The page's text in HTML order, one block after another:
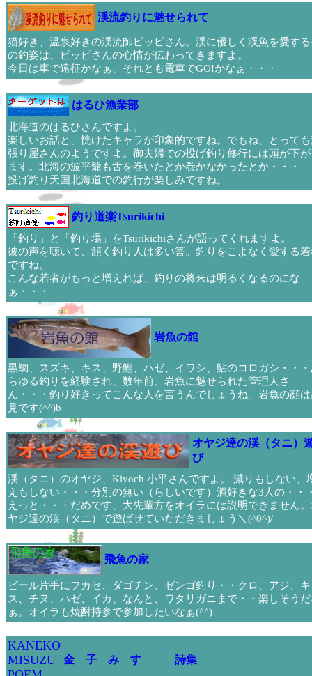
渓流釣りに魅せられて
猫好き、温泉好きの渓流師ピッピさん。渓に優しく渓魚を愛す
の釣姿は、ピッピさんの心情が伝わってきますよ。
今日は車で遠征かなぁ、それとも電車でGO!かなぁ・・・
はるひ漁業部
北海道のはるひさんですよ。
楽しいお話と、恍けたキャラが印象的ですね。でもね、とって
張り屋さんのようですよ。御夫婦での投げ釣り修行には頭が下
ます。北海の波平爺も舌を巻いたとか巻かなかったとか・・・
投げ釣り天国北海道での釣行が楽しみですね。
釣り道楽Tsurikichi
「釣り」と「釣り場」をTsurikichiさんが語ってくれますよ。
彼の声を聴いて、頷く釣り人は多い筈。釣りをこよなく愛する
ですね。
こんな若者がもっと増えれば、釣りの将来は明るくなるのにな
ぁ・・・
岩魚の館
黒鯛、スズキ、キス、野鯉、ハゼ、イワシ、鮎のコロガシ・・
らゆる釣りを経験され、数年前、岩魚に魅せられた管理人さ
ん・・・釣り好きってこんな人を言うんでしょうね。岩魚の顔
見です(^^)b
オヤジ達の渓（タニ）
び
渓（タニ）のオヤジ、Kiyoch 小平さんですよ。 減りもしない、
えもしない・・・分別の無い（らしいです）酒好きな3人の・・
えっと・・・だめです、大先輩方をオイラには説明できません
ヤジ達の渓（タニ）で遊ばせていただきましょう＼(^0^)/
飛魚の家
ビール片手にフカセ、ダゴチン、ゼンゴ釣り・・クロ、アジ、キ
ス、チヌ、ハゼ、イカ、なんと、ワタリガニまで・・楽しそう
ぁ。オイラも焼酎持参で参加したいなぁ(^^)
KANEKO
MISUZU
金 子 み す ゞ 詩集